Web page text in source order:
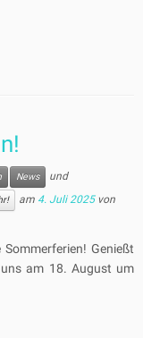
News
und
am 4. Juli 2025 von
Genießt
am 18. August um